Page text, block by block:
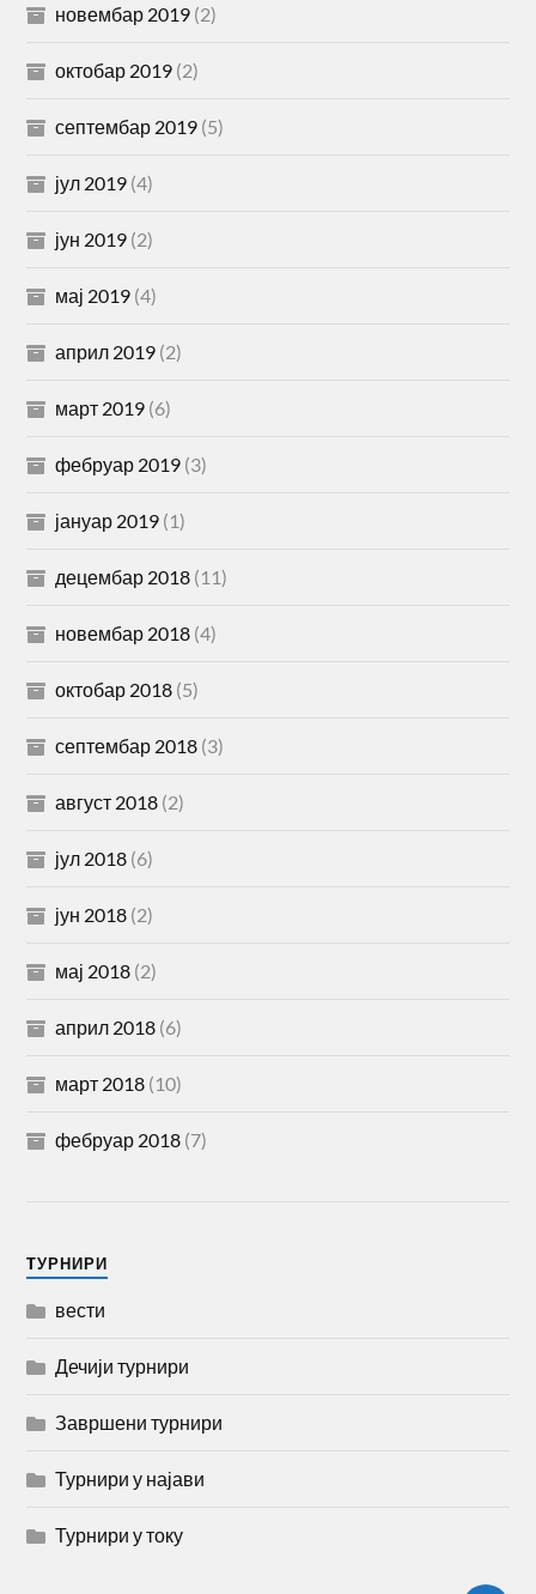
новембар 2019 (2)
октобар 2019 (2)
септембар 2019 (5)
јул 2019 (4)
јун 2019 (2)
мај 2019 (4)
април 2019 (2)
март 2019 (6)
фебруар 2019 (3)
јануар 2019 (1)
децембар 2018 (11)
новембар 2018 (4)
октобар 2018 (5)
септембар 2018 (3)
август 2018 (2)
јул 2018 (6)
јун 2018 (2)
мај 2018 (2)
април 2018 (6)
март 2018 (10)
фебруар 2018 (7)
TУРНИРИ
вести
Дечији турнири
Завршени турнири
Турнири у најави
Турнири у току